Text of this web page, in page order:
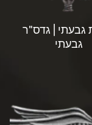
גבעתי | גדס"ר
גבעתי